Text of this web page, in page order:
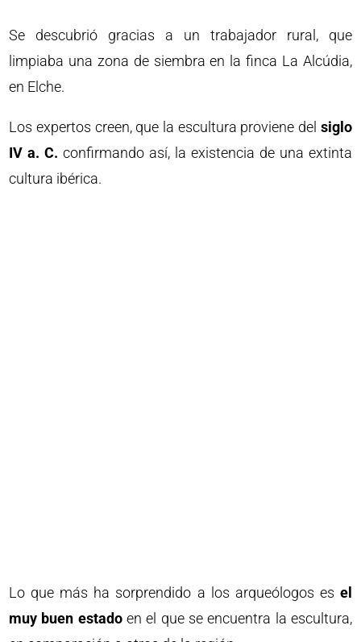
Se descubrió gracias a un trabajador rural, que
limpiaba una zona de siembra en la finca La Alcúdia,
en Elche.
Los expertos creen, que la escultura proviene del siglo
IV a. C. confirmando así, la existencia de una extinta
cultura ibérica.
Lo que más ha sorprendido a los arqueólogos es el
muy buen estadoen el que se encuentra la escultura,